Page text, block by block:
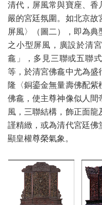
清代，屏風常與寶座、香
嚴的宮廷氛圍。如北京故
屏風〉（圖二），即為
之小型屏風，廣設於清
龕」，多見三聯或五聯
等，於清宮佛龕中尤為盛
隆〈銅鎏金無量壽佛配
佛龕，使主尊神像似人間
風，三聯結構，飾正面
謹精緻，或為清代宮廷佛
顯皇權尊榮氣象。